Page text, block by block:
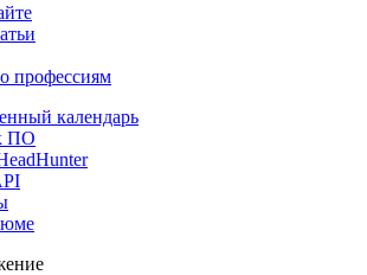
профессиям
календарь
ПО